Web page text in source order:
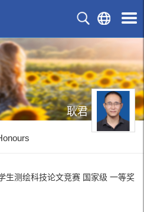
耿君
生测绘科技论文竞赛 国家级 一等奖